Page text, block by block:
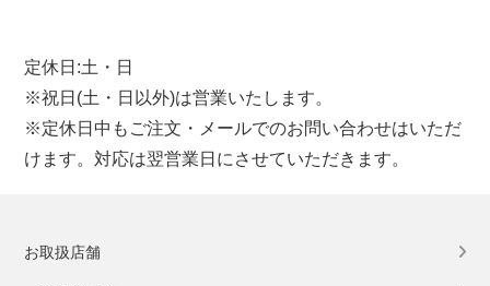
定休日:土・日
※祝日(土・日以外)は営業いたします。
※定休日中もご注文・メールでのお問い合わせはいただ
けます。対応は翌営業日にさせていただきます。
お取扱店舗